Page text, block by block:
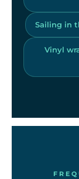
Sailing in
Vinyl